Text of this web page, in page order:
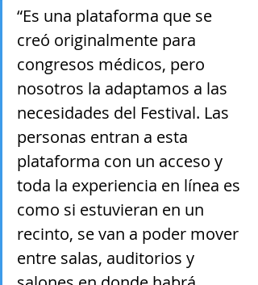
“Es una plataforma que se
creó originalmente para
congresos médicos, pero
nosotros la adaptamos a las
necesidades del Festival. Las
personas entran a esta
plataforma con un acceso y
toda la experiencia en línea es
como si estuvieran en un
recinto, se van a poder mover
entre salas, auditorios y